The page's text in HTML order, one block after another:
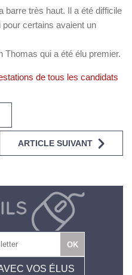
barre très haut. Il a été difficile
certains avaient un
Thomas qui a été élu premier.
de tous les candidats
ARTICLE SUIVANT
VOS ÉLUS